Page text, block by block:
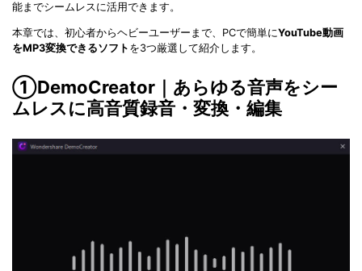
能までシームレスに活用できます。
本章では、初心者からヘビーユーザーまで、PCで簡単にYouTube動画
をMP3変換できるソフト を3つ厳選して紹介します。
①DemoCreator｜あらゆる音声をシー
ムレスに高音質録音・変換・編集